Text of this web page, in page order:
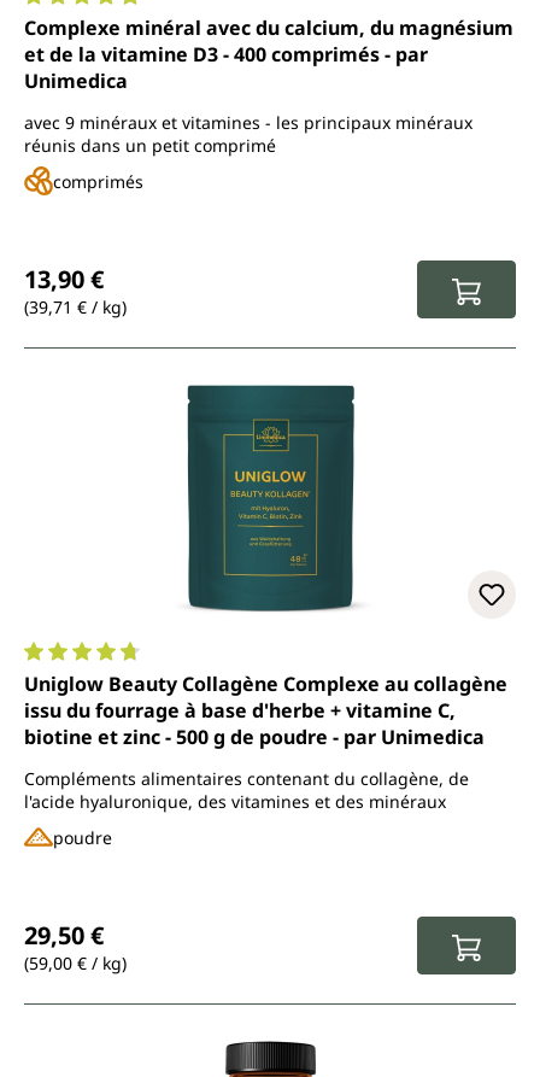
Note moyenne de 4.9 sur 5 étoiles
Complexe minéral avec du calcium, du magnésium
et de la vitamine D3 - 400 comprimés - par
Unimedica
avec 9 minéraux et vitamines - les principaux minéraux
réunis dans un petit comprimé
comprimés
13,90 €
(39,71 € / kg)
Note moyenne de 4.7 sur 5 étoiles
Uniglow Beauty Collagène Complexe au collagène
issu du fourrage à base d'herbe + vitamine C,
biotine et zinc - 500 g de poudre - par Unimedica
Compléments alimentaires contenant du collagène, de
l'acide hyaluronique, des vitamines et des minéraux
poudre
29,50 €
(59,00 € / kg)